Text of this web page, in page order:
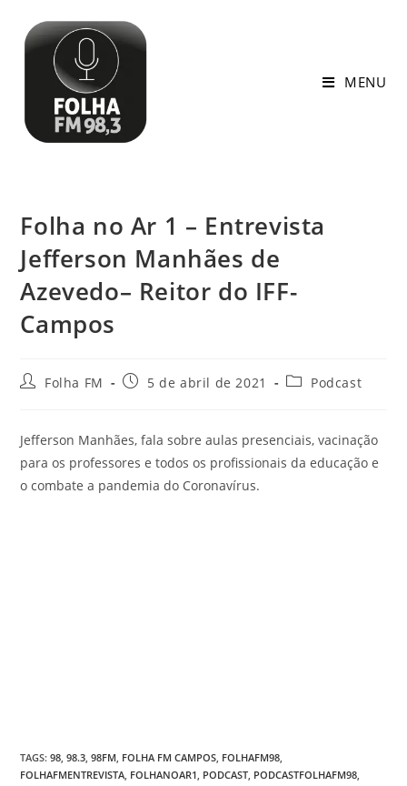
MENU
Folha no Ar 1 – Entrevista
Jefferson Manhães de
Azevedo– Reitor do IFF-
Campos
Folha FM 5 de abril de 2021 Podcast
Jefferson Manhães, fala sobre aulas presenciais, vacinação
para os professores e todos os profissionais da educação e
o combate a pandemia do Coronavírus.
TAGS:98 98.3 98FM FOLHA FM CAMPOS FOLHAFM98
FOLHAFMENTREVISTA FOLHANOAR1 PODCAST PODCASTFOLHAFM98